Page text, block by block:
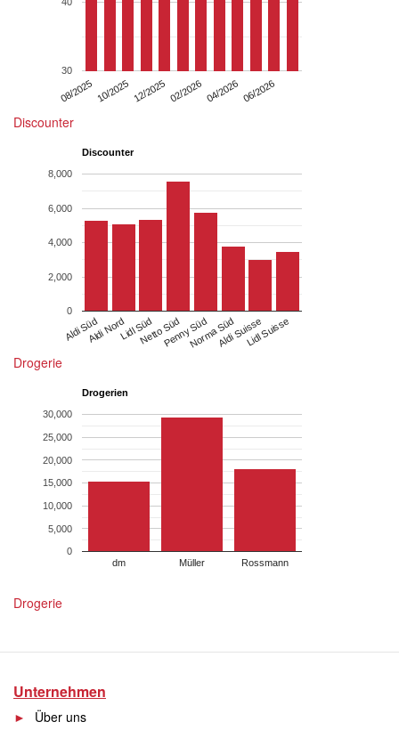
08/2025 10/2025 12/2025 02/2026 04/2026 06/2026
30
Discounter
Discounter
Aldi SüdAldi NordLidl SüdNetto SüdPenny SüdNorma SüdAldi SuisseLidl Suisse
0
2,000
4,000
6,000
8,000
Drogerie
Drogerien
dm Müller Rossmann
0
5,000
10,000
15,000
20,000
25,000
30,000
Drogerie
Unternehmen
Über uns